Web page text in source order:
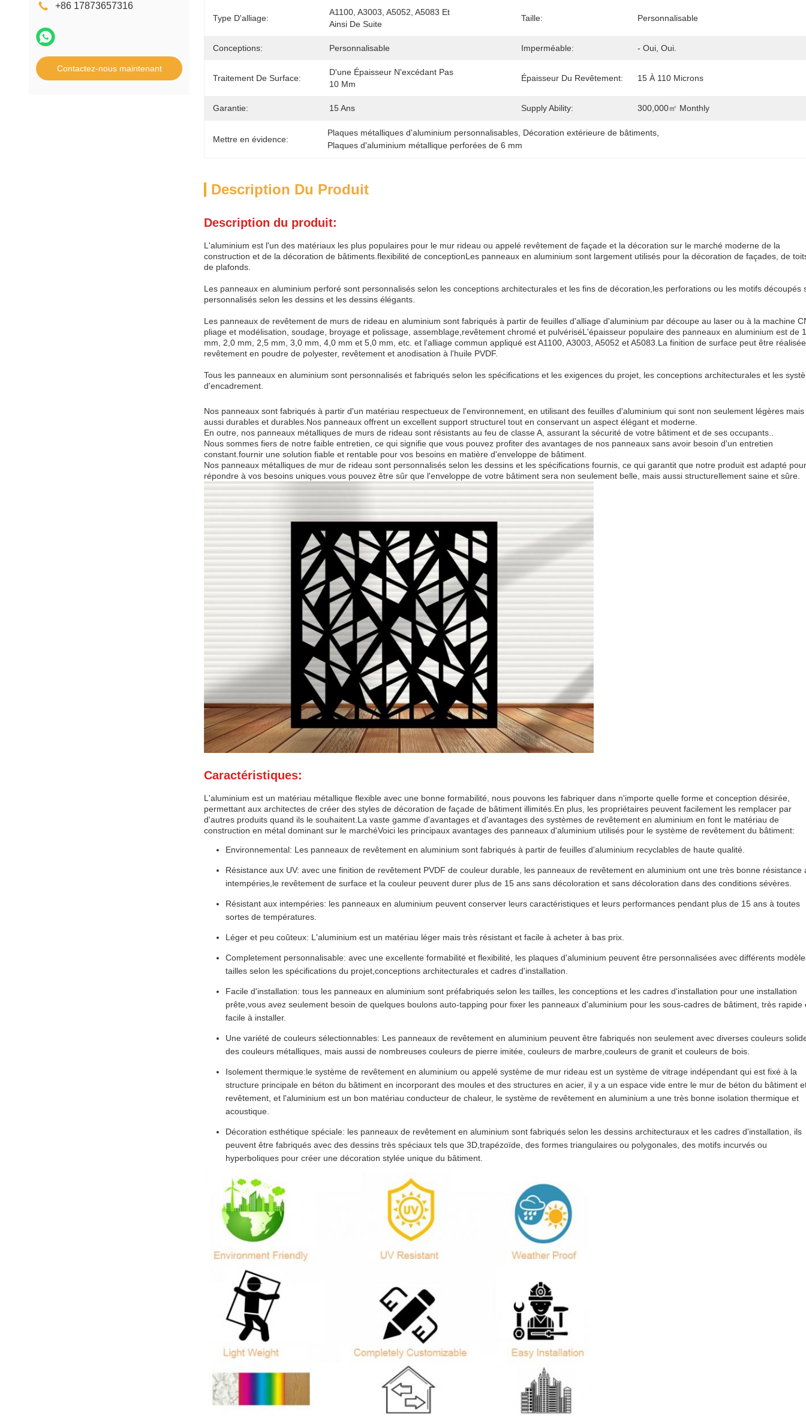
+86 17873657316
Contactez-nous maintenant
Type D'alliage:
A1100, A3003, A5052, A5083 Et
Ainsi De Suite
Taille: Personnalisable
Conceptions: Personnalisable Imperméable: - Oui, Oui.
Traitement De Surface:
D'une Épaisseur N'excédant Pas
10 Mm
Épaisseur Du Revêtement: 15 À 110 Microns
Garantie: 15 Ans Supply Ability: 300,000㎡ Monthly
Mettre en évidence:
Plaques métalliques d'aluminium personnalisables Décoration extérieure de bâtiments
Plaques d'aluminium métallique perforées de 6 mm
Description Du Produit
Description du produit:
L'aluminium est l'un des matériaux les plus populaires pour le mur rideau ou appelé revêtement de façade et la décoration sur le marché moderne de la
construction et de la décoration de bâtiments.flexibilité de conceptionLes panneaux en aluminium sont largement utilisés pour la décoration de façades, de
de plafonds.
Les panneaux en aluminium perforé sont personnalisés selon les conceptions architecturales et les fins de décoration,les perforations ou les motifs découpés
personnalisés selon les dessins et les dessins élégants.
Les panneaux de revêtement de murs de rideau en aluminium sont fabriqués à partir de feuilles d'alliage d'aluminium par découpe au laser ou à la machine
pliage et modélisation, soudage, broyage et polissage, assemblage,revêtement chromé et pulvériséL'épaisseur populaire des panneaux en aluminium est de
mm, 2,0 mm, 2,5 mm, 3,0 mm, 4,0 mm et 5,0 mm, etc. et l'alliage commun appliqué est A1100, A3003, A5052 et A5083.La finition de surface peut être
revêtement en poudre de polyester, revêtement et anodisation à l'huile PVDF.
Tous les panneaux en aluminium sont personnalisés et fabriqués selon les spécifications et les exigences du projet, les conceptions architecturales et les
d'encadrement.
Nos panneaux sont fabriqués à partir d'un matériau respectueux de l'environnement, en utilisant des feuilles d'aluminium qui sont non seulement légères mais
aussi durables et durables.Nos panneaux offrent un excellent support structurel tout en conservant un aspect élégant et moderne.
En outre, nos panneaux métalliques de murs de rideau sont résistants au feu de classe A, assurant la sécurité de votre bâtiment et de ses occupants..
Nous sommes fiers de notre faible entretien, ce qui signifie que vous pouvez profiter des avantages de nos panneaux sans avoir besoin d'un entretien
constant.fournir une solution fiable et rentable pour vos besoins en matière d'enveloppe de bâtiment.
Nos panneaux métalliques de mur de rideau sont personnalisés selon les dessins et les spécifications fournis, ce qui garantit que notre produit est adapté pour
répondre à vos besoins uniques.vous pouvez être sûr que l'enveloppe de votre bâtiment sera non seulement belle, mais aussi structurellement saine et sûre.
Caractéristiques:
L'aluminium est un matériau métallique flexible avec une bonne formabilité, nous pouvons les fabriquer dans n'importe quelle forme et conception désirée,
permettant aux architectes de créer des styles de décoration de façade de bâtiment illimités.En plus, les propriétaires peuvent facilement les remplacer par
d'autres produits quand ils le souhaitent.La vaste gamme d'avantages et d'avantages des systèmes de revêtement en aluminium en font le matériau de
construction en métal dominant sur le marchéVoici les principaux avantages des panneaux d'aluminium utilisés pour le système de revêtement du bâtiment:
Environnemental: Les panneaux de revêtement en aluminium sont fabriqués à partir de feuilles d'aluminium recyclables de haute qualité.
Résistance aux UV: avec une finition de revêtement PVDF de couleur durable, les panneaux de revêtement en aluminium ont une très bonne résistance
intempéries,le revêtement de surface et la couleur peuvent durer plus de 15 ans sans décoloration et sans décoloration dans des conditions sévères.
Résistant aux intempéries: les panneaux en aluminium peuvent conserver leurs caractéristiques et leurs performances pendant plus de 15 ans à toutes
sortes de températures.
Léger et peu coûteux: L'aluminium est un matériau léger mais très résistant et facile à acheter à bas prix.
Completement personnalisable: avec une excellente formabilité et flexibilité, les plaques d'aluminium peuvent être personnalisées avec différents
tailles selon les spécifications du projet,conceptions architecturales et cadres d'installation.
Facile d'installation: tous les panneaux en aluminium sont préfabriqués selon les tailles, les conceptions et les cadres d'installation pour une installation
prête,vous avez seulement besoin de quelques boulons auto-tapping pour fixer les panneaux d'aluminium pour les sous-cadres de bâtiment, très rapide
facile à installer.
Une variété de couleurs sélectionnables: Les panneaux de revêtement en aluminium peuvent être fabriqués non seulement avec diverses couleurs
des couleurs métalliques, mais aussi de nombreuses couleurs de pierre imitée, couleurs de marbre,couleurs de granit et couleurs de bois.
Isolement thermique:le système de revêtement en aluminium ou appelé système de mur rideau est un système de vitrage indépendant qui est fixé à la
structure principale en béton du bâtiment en incorporant des moules et des structures en acier, il y a un espace vide entre le mur de béton du bâtiment
revêtement, et l'aluminium est un bon matériau conducteur de chaleur, le système de revêtement en aluminium a une très bonne isolation thermique et
acoustique.
Décoration esthétique spéciale: les panneaux de revêtement en aluminium sont fabriqués selon les dessins architecturaux et les cadres d'installation, ils
peuvent être fabriqués avec des dessins très spéciaux tels que 3D,trapézoïde, des formes triangulaires ou polygonales, des motifs incurvés ou
hyperboliques pour créer une décoration stylée unique du bâtiment.